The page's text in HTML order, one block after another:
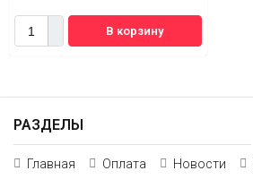
В корзину
РАЗДЕЛЫ
Главная Оплата Новости